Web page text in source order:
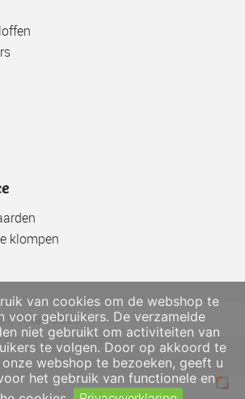
klompen
Traas 2026
van cookies om de webshop te
voor gebruikers. De verzamelde
niet gebruikt om activiteiten van
te volgen. Door op akkoord te
webshop te bezoeken, geeft u
het gebruik van functionele en